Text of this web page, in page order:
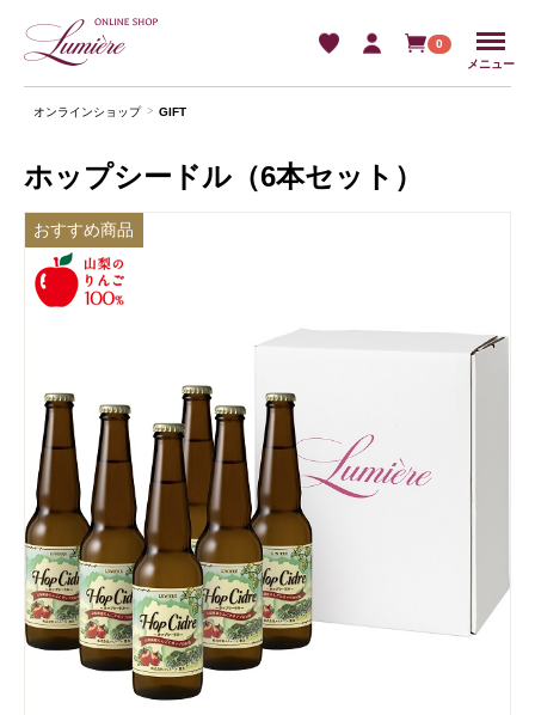
0
メニュー
オンラインショップ GIFT
ホップシードル（6本セット）
おすすめ商品